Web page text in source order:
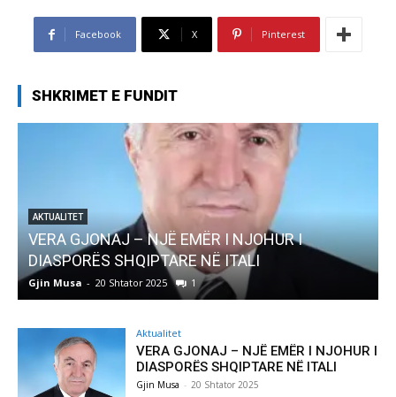
Facebook X Pinterest
SHKRIMET E FUNDIT
I NJOHUR I
ITALI
AKTUALITET
Pregaditi Gjin Musa-Rome-
Gjin Musa 8 Shtator 2025
Aktualitet
VERA GJONAJ – NJË EMËR I NJOHUR I
DIASPORËS SHQIPTARE NË ITALI
Gjin Musa - 20 Shtator 2025